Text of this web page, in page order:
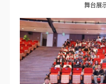
舞台展